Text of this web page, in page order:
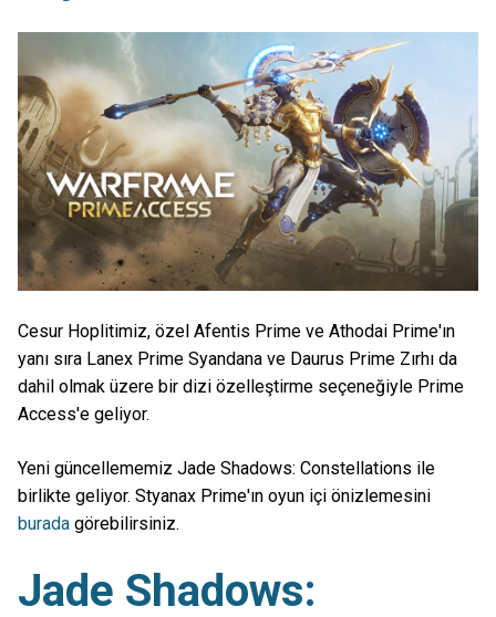
Cesur Hoplitimiz, özel Afentis Prime ve Athodai Prime'ın
yanı sıra Lanex Prime Syandana ve Daurus Prime Zırhı da
dahil olmak üzere bir dizi özelleştirme seçeneğiyle Prime
Access'e geliyor.
Yeni güncellememiz Jade Shadows: Constellations ile
birlikte geliyor. Styanax Prime'ın oyun içi önizlemesini
burada görebilirsiniz.
Jade Shadows: